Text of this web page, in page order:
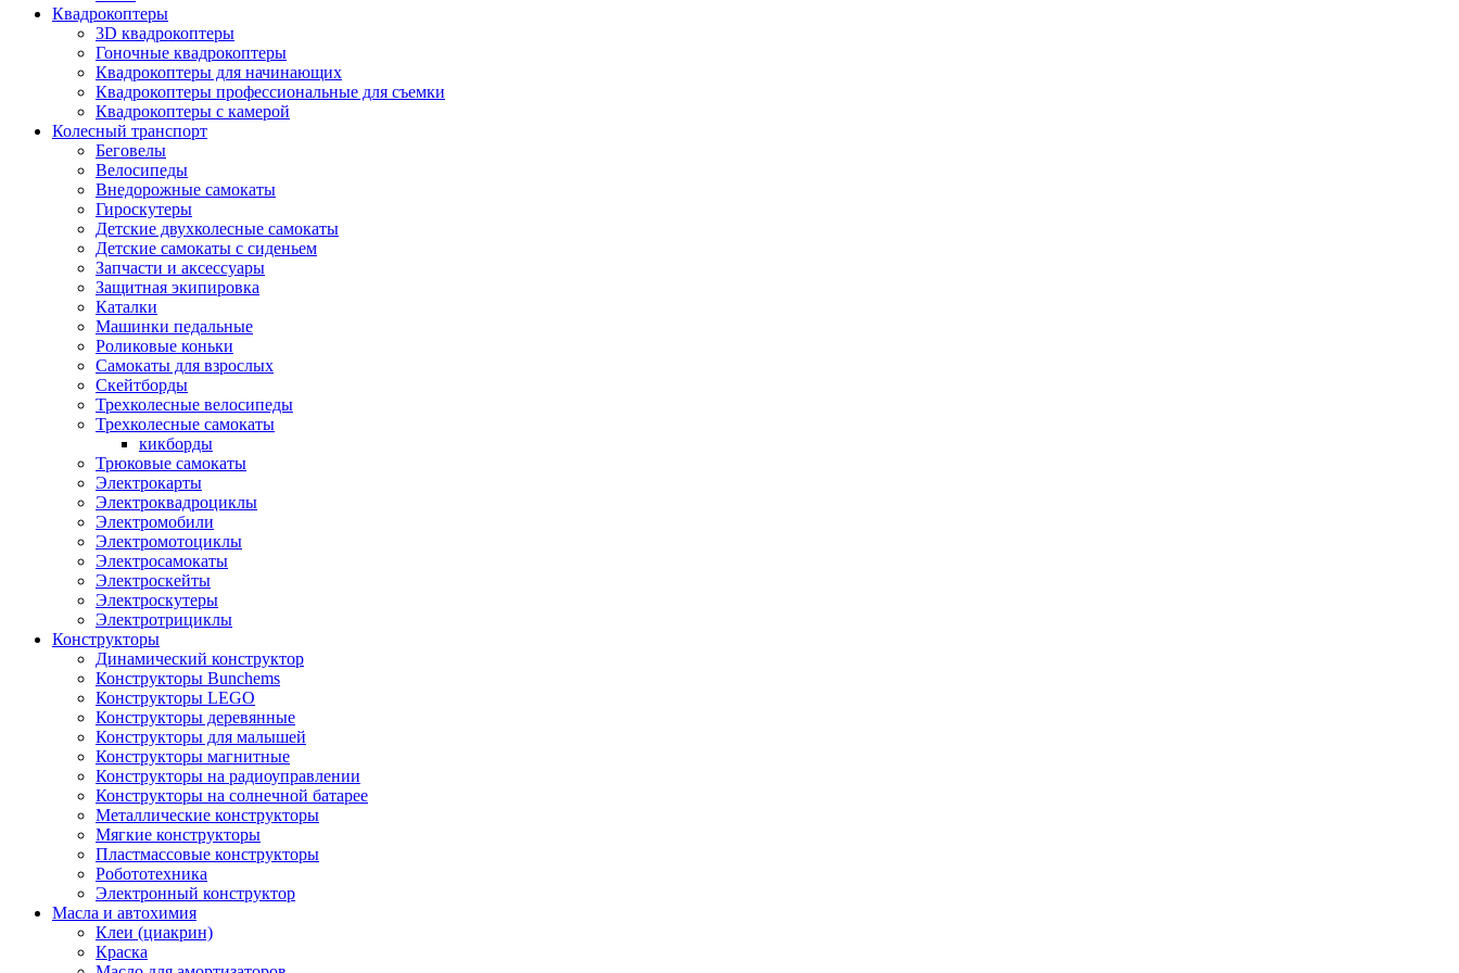
Квадрокоптеры
3D квадрокоптеры
Гоночные квадрокоптеры
Квадрокоптеры для начинающих
Квадрокоптеры профессиональные для съемки
Квадрокоптеры с камерой
Колесный транспорт
Беговелы
Велосипеды
Внедорожные самокаты
Гироскутеры
Детские двухколесные самокаты
Детские самокаты с сиденьем
Запчасти и аксессуары
Защитная экипировка
Каталки
Машинки педальные
Роликовые коньки
Самокаты для взрослых
Скейтборды
Трехколесные велосипеды
Трехколесные самокаты
кикборды
Трюковые самокаты
Электрокарты
Электроквадроциклы
Электромобили
Электромотоциклы
Электросамокаты
Электроскейты
Электроскутеры
Электротрициклы
Конструкторы
Динамический конструктор
Конструкторы Bunchems
Конструкторы LEGO
Конструкторы деревянные
Конструкторы для малышей
Конструкторы магнитные
Конструкторы на радиоуправлении
Конструкторы на солнечной батарее
Металлические конструкторы
Мягкие конструкторы
Пластмассовые конструкторы
Робототехника
Электронный конструктор
Масла и автохимия
Клеи (циакрин)
Краска